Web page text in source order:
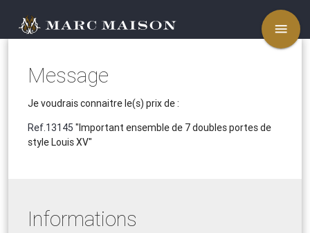
menu
Message
Je voudrais connaitre le(s) prix de :
Ref.13145 "Important ensemble de 7 doubles portes de
style Louis XV"
Informations